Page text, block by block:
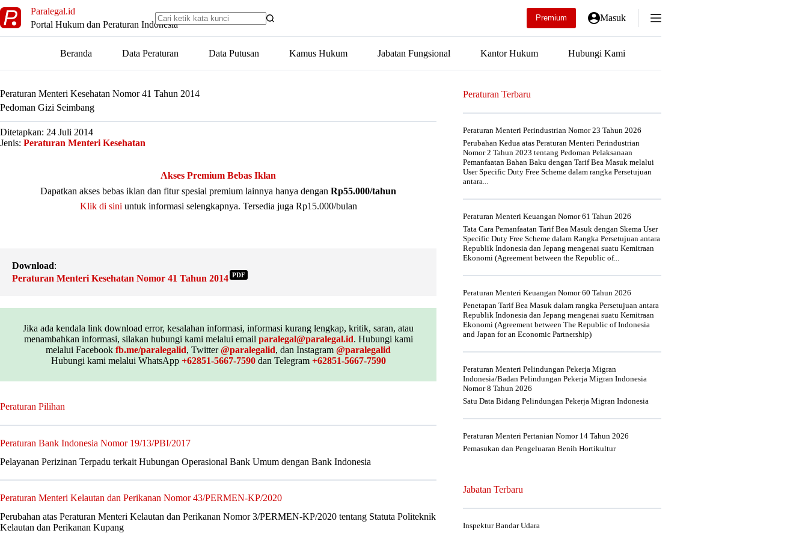
to
content
Paralegal.id
Portal Hukum dan Peraturan Indonesia
Premium Masuk
Beranda Data Peraturan Data Putusan Kamus Hukum Jabatan Fungsional Kantor Hukum Hubungi Kami
Peraturan Menteri Kesehatan Nomor 41 Tahun 2014
Pedoman Gizi Seimbang
Ditetapkan: 24 Juli 2014
Jenis: Peraturan Menteri Kesehatan
Akses Premium Bebas Iklan
Dapatkan akses bebas iklan dan fitur spesial premium lainnya hanya dengan Rp55.000/tahun
Klik di sini untuk informasi selengkapnya. Tersedia juga Rp15.000/bulan
Download:
Peraturan Menteri Kesehatan Nomor 41 Tahun 2014 PDF
Jika ada kendala link download error, kesalahan informasi, informasi kurang lengkap, kritik, saran, atau
menambahkan informasi, silakan hubungi kami melalui email paralegal@paralegal.id. Hubungi kami
melalui Facebook fb.me/paralegalid, Twitter@paralegalid, dan Instagram @paralegalid
Hubungi kami melalui WhatsApp +62851-5667-7590dan Telegram +62851-5667-7590
Peraturan Pilihan
Peraturan Bank Indonesia Nomor 19/13/PBI/2017
Pelayanan Perizinan Terpadu terkait Hubungan Operasional Bank Umum dengan Bank Indonesia
Peraturan Menteri Kelautan dan Perikanan Nomor 43/PERMEN-KP/2020
Perubahan atas Peraturan Menteri Kelautan dan Perikanan Nomor 3/PERMEN-KP/2020 tentang Statuta Politeknik
Kelautan dan Perikanan Kupang
Peraturan Terbaru
Peraturan Menteri Perindustrian Nomor 23 Tahun 2026
Perubahan Kedua atas Peraturan Menteri Perindustrian
Nomor 2 Tahun 2023 tentang Pedoman Pelaksanaan
Pemanfaatan Bahan Baku dengan Tarif Bea Masuk melalui
User Specific Duty Free Scheme dalam rangka Persetujuan
antara...
Peraturan Menteri Keuangan Nomor 61 Tahun 2026
Tata Cara Pemanfaatan Tarif Bea Masuk dengan Skema User
Specific Duty Free Scheme dalam Rangka Persetujuan antara
Republik Indonesia dan Jepang mengenai suatu Kemitraan
Ekonomi (Agreement between the Republic of...
Peraturan Menteri Keuangan Nomor 60 Tahun 2026
Penetapan Tarif Bea Masuk dalam rangka Persetujuan antara
Republik Indonesia dan Jepang mengenai suatu Kemitraan
Ekonomi (Agreement between The Republic of Indonesia
and Japan for an Economic Partnership)
Peraturan Menteri Pelindungan Pekerja Migran
Indonesia/Badan Pelindungan Pekerja Migran Indonesia
Nomor 8 Tahun 2026
Satu Data Bidang Pelindungan Pekerja Migran Indonesia
Peraturan Menteri Pertanian Nomor 14 Tahun 2026
Pemasukan dan Pengeluaran Benih Hortikultur
Jabatan Terbaru
Inspektur Bandar Udara